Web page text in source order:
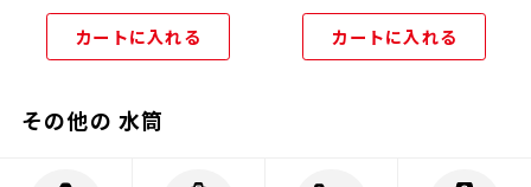
カートに入れる カートに入れる
その他の 水筒